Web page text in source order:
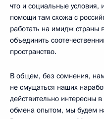
что и социальные условия,
помощи там схожа с
работать на имидж страны
объединить
пространство.
В общем, без сомнения,
не смущаться наших
действительно интересны
обмена опытом, мы будем